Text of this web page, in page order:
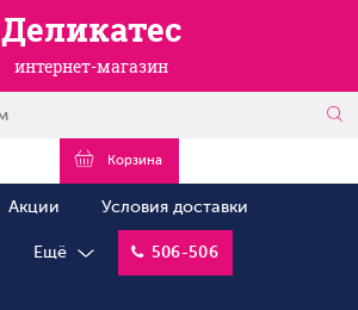
Деликатес
интернет-магазин
Корзина
Акции Условия доставки
Ещё 506-506